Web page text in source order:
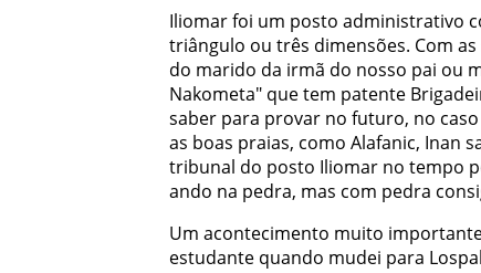
Iliomarfoi um posto administrativo
triângulo ou três dimensões. Com as
do marido da irmã do nosso pai ou
Nakometa" quetem patente
saber para provar no futuro, no caso
as boas praias, como Alafanic, Inan
tribunal do posto Iliomar no tempo
ando na pedra, mas com pedra
Um acontecimento muito
estudante quando mudei para